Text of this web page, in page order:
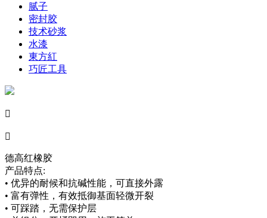
腻子
密封胶
技术砂浆
水漆
東方紅
巧匠工具


德高红橡胶
产品特点:
• 优异的耐候和抗碱性能，可直接外露
• 富有弹性，有效抵御基面轻微开裂
• 可踩踏，无需保护层